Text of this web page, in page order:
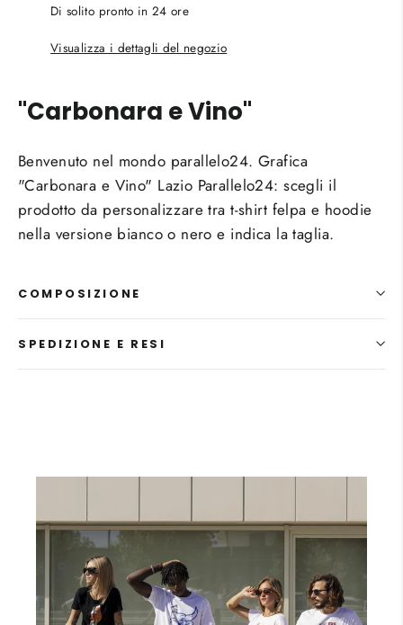
Di solito pronto in 24 ore
Visualizza i dettagli del negozio
"Carbonara e Vino"
Benvenuto nel mondo parallelo24. Grafica
"Carbonara e Vino" Lazio Parallelo24: scegli il
prodotto da personalizzare tra t-shirt felpa e hoodie
nella versione bianco o nero e indica la taglia.
COMPOSIZIONE
SPEDIZIONE E RESI